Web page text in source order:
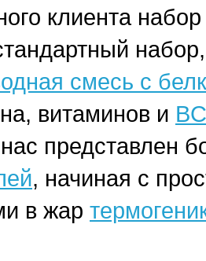
клиента
смесь с
витаминов и
представлен
, начиная с
в жар